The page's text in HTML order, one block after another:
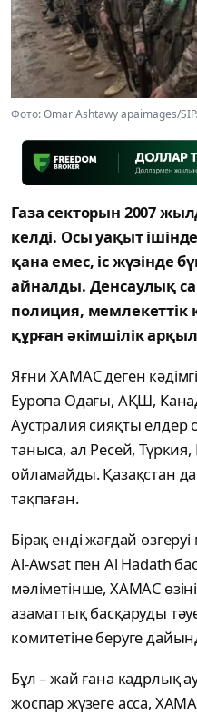
Фото: Omar Ashtawy apaimages/
Газа секторын 2007
келді. Осы уақыт
қана емес, іс жүзінде
айналды. Денсаулық
полиция, мемлекеттік
құрған әкімшілік
Яғни ХАМАС деген
Еуропа Одағы, АҚШ,
Аустралия сияқты елдер
таныса, ал Ресей,
ойламайды. Қазақстан
тақпаған.
Бірақ енді жағдай
Al-Awsat пен Al Hadath
мәліметінше, ХАМАС
азаматтық басқаруды
комитетіне беруге
Бұл – жай ғана кадрлық
жоспар жүзеге асса,